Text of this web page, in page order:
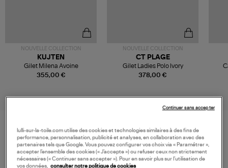
NOUVELLE COLLECTION
355,00 €
KUJTEN
Gilet Milena Avoine
NOUVELLE COLLECTION
378,00 €
CT PLAGE
Gilet Ladies Polo Ivory
VOS DERNIERS PRODUITS VUS
lulli-sur-la-toile.com utilise des cookies et technologies similaires à des fins de
performance, personnalisation, publicité et analyses, en collaboration avec des
partenaires tels que Google. Vous pouvez configurer vos choix via « Paramétrer »,
accepter l’ensemble des cookies (« J’accepte ») ou refuser ceux non strictement
nécessaires (« Continuer sans accepter »). Pour en savoir plus sur l’utilisation de
vos données, consulter notre politique de cookies
Continuer sans accepter